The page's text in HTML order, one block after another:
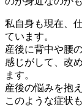
私自身も現在、
ています。
産後に背中や腰
感じがして、改
ます。
産後の悩みを抱
このような症状